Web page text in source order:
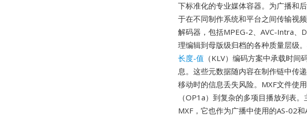
下标准化的专业媒体容器。为广播和
于在不同制作系统和平台之间传输视
解码器，包括MPEG-2、AVC-Intra、
理编辑到母版级归档的各种质量层级
长度-值 （KLV）编码方案中承载时
息。这些元数据随内容在制作链中传
移动时的信息丢失风险。MXF文件使
（OP1a）到复杂的多项目播放列表
MXF，它也作为广播中使用的AS-02和